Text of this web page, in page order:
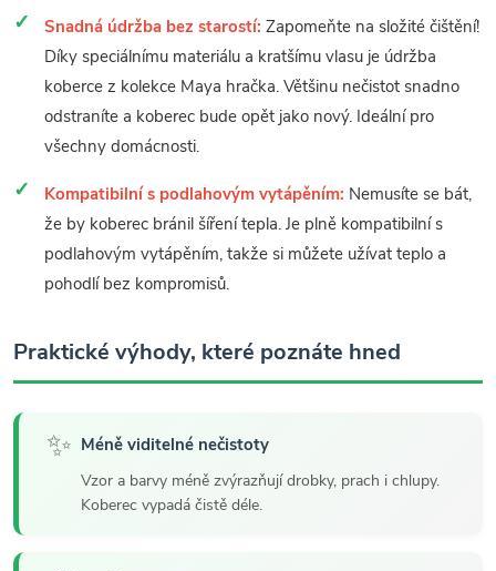
Snadná údržba bez starostí: Zapomeňte na složité čištění!
Díky speciálnímu materiálu a kratšímu vlasu je údržba
koberce z kolekce Maya hračka. Většinu nečistot snadno
odstraníte a koberec bude opět jako nový. Ideální pro
všechny domácnosti.
Kompatibilní s podlahovým vytápěním: Nemusíte se bát,
že by koberec bránil šíření tepla. Je plně kompatibilní s
podlahovým vytápěním, takže si můžete užívat teplo a
pohodlí bez kompromisů.
Praktické výhody, které poznáte hned
✨ Méně viditelné nečistoty
Vzor a barvy méně zvýrazňují drobky, prach i chlupy.
Koberec vypadá čistě déle.